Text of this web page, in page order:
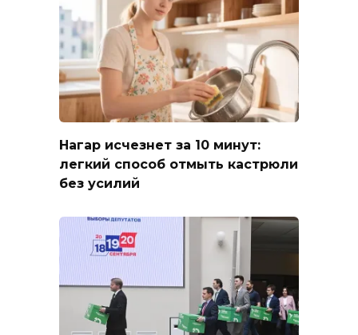
Нагар исчезнет за 10 минут:
легкий способ отмыть кастрюли
без усилий